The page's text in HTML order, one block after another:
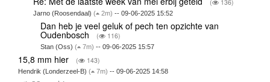
( 136)
Jarno (Roosendaal) ( 2m) -- 09-06-2025 15:52
Dan heb je veel geluk of pech ten opzichte van
Oudenbosch ( 116)
Stan (Oss)( 7m) -- 09-06-2025 15:57
15,8 mm hier ( 143)
Hendrik (Londerzeel-B) ( 7m) -- 09-06-2025 14:58